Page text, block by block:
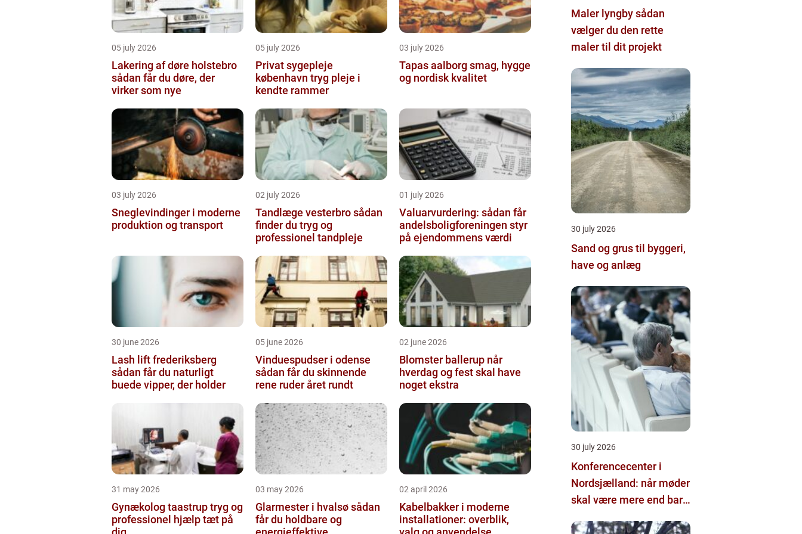
05 july 2026
Lakering af døre holstebro
sådan får du døre, der
virker som nye
05 july 2026
Privat sygepleje
københavn tryg pleje i
kendte rammer
03 july 2026
Tapas aalborg smag, hygge
og nordisk kvalitet
03 july 2026
Sneglevindinger i moderne
produktion og transport
02 july 2026
Tandlæge vesterbro sådan
finder du tryg og
professionel tandpleje
01 july 2026
Valuarvurdering: sådan får
andelsboligforeningen styr
på ejendommens værdi
30 june 2026
Lash lift frederiksberg
sådan får du naturligt
buede vipper, der holder
05 june 2026
Vinduespudser i odense
sådan får du skinnende
rene ruder året rundt
02 june 2026
Blomster ballerup når
hverdag og fest skal have
noget ekstra
31 may 2026
Gynækolog taastrup tryg og
professionel hjælp tæt på
03 may 2026
Glarmester i hvalsø sådan
får du holdbare og
02 april 2026
Kabelbakker i moderne
installationer: overblik,
Maler lyngby sådan
vælger du den rette
maler til dit projekt
30 july 2026
Sand og grus til byggeri,
have og anlæg
30 july 2026
Konferencecenter i
Nordsjælland: når møder
skal være mere end bare